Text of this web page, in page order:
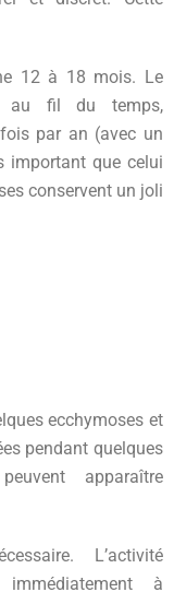
12 à 18 mois. Le
au fil du temps,
par an (avec un
important que celui
conservent un joli
ecchymoses et
pendant quelques
apparaître
L’activité
à